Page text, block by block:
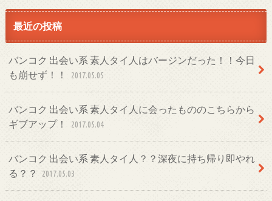
最近の投稿
バンコク 出会い系 素人タイ人はバージンだった！！今日
も崩せず！！
2017.05.05
バンコク 出会い系 素人タイ人に会ったもののこちらから
ギブアップ！
2017.05.04
バンコク 出会い系 素人タイ人？？深夜に持ち帰り即やれ
る？？
2017.05.03